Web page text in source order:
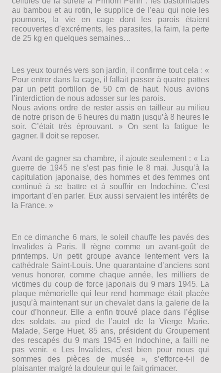
au bambou et au rotin, le supplice de lʼeau qui noie les
poumons, la vie en cage dont les parois étaient
recouvertes dʼexcréments, les parasites, la faim, la perte
de 25 kg en quelques semaines…
Les yeux tournés vers son jardin, il confirme tout cela : «
Pour entrer dans la cage, il fallait passer à quatre pattes
par un petit portillon de 50 cm de haut. Nous avions
lʼinterdiction de nous adosser sur les parois.
Nous avions ordre de rester assis en tailleur au milieu
de notre prison de 6 heures du matin jusquʼà 8 heures le
soir. Cʼétait très éprouvant. » On sent la fatigue le
gagner. Il doit se reposer.
Avant de gagner sa chambre, il ajoute seulement : « La
guerre de 1945 ne sʼest pas finie le 8 mai. Jusquʼà la
capitulation japonaise, des hommes et des femmes ont
continué à se battre et à souffrir en Indochine. Cʼest
important dʼen parler. Eux aussi servaient les intérêts de
la France. »
En ce dimanche 6 mars, le soleil chauffe les pavés des
Invalides à Paris. Il règne comme un avant-goût de
printemps. Un petit groupe avance lentement vers la
cathédrale Saint-Louis. Une quarantaine dʼanciens sont
venus honorer, comme chaque année, les milliers de
victimes du coup de force japonais du 9 mars 1945. La
plaque mémorielle qui leur rend hommage était placée
jusquʼà maintenant sur un chevalet dans la galerie de la
cour dʼhonneur. Elle a enfin trouvé place dans lʼéglise
des soldats, au pied de lʼautel de la Vierge Marie.
Malade, Serge Huet, 85 ans, président du Groupement
des rescapés du 9 mars 1945 en Indochine, a failli ne
pas venir. « Les Invalides, cʼest bien pour nous qui
sommes des pièces de musée », sʼefforce-t-il de
plaisanter malgré la douleur qui le fait grimacer.